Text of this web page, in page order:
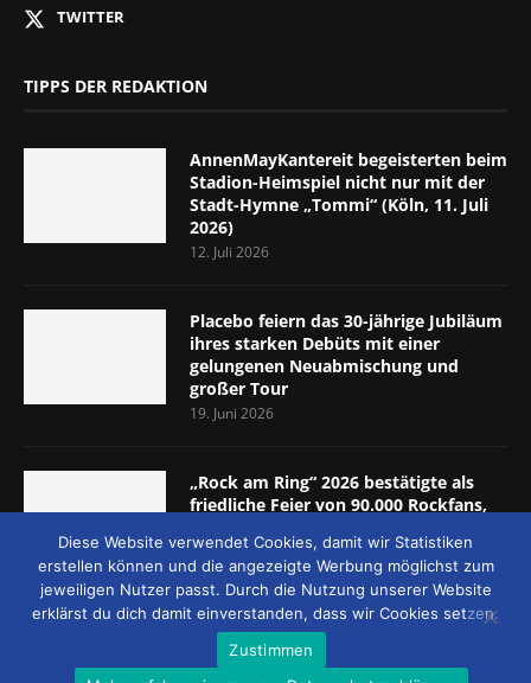
TWITTER
TIPPS DER REDAKTION
AnnenMayKantereit begeisterten beim
Stadion-Heimspiel nicht nur mit der
Stadt-Hymne „Tommi“ (Köln, 11. Juli
2026)
12. Juli 2026
Placebo feiern das 30-jährige Jubiläum
ihres starken Debüts mit einer
gelungenen Neuabmischung und
großer Tour
19. Juni 2026
„Rock am Ring“ 2026 bestätigte als
friedliche Feier von 90.000 Rockfans,
5.-7. Juni 2026)
8. Juni 2026
Diese Website verwendet Cookies, damit wir Statistiken
erstellen können und die angezeigte Werbung möglichst zum
jeweiligen Nutzer passt. Durch die Nutzung unserer Website
erklärst du dich damit einverstanden, dass wir Cookies setzen.
Zustimmen